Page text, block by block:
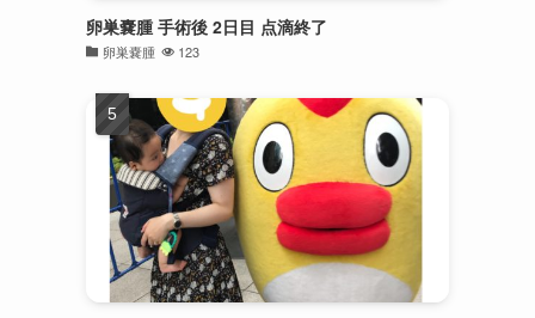
卵巣嚢腫 手術後 2日目 点滴終了
卵巣嚢腫 123